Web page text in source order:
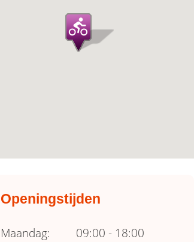
Openingstijden
Maandag:
09:00 - 18:00